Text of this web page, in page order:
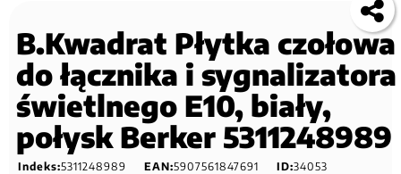
B.Kwadrat Płytka czołowa
do łącznika i sygnalizatora
świetlnego E10, biały,
połysk Berker 5311248989
Indeks:5311248989 EAN:5907561847691 ID:34053